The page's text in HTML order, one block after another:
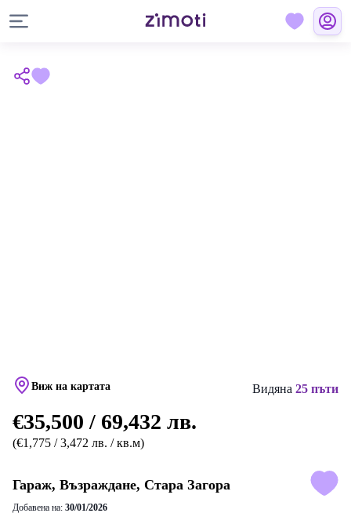
Виж на картата Видяна 25 пъти
€35,500 / 69,432 лв.
(€1,775 / 3,472 лв. / кв.м)
Гараж, Възраждане, Стара Загора
Добавена на: 30/01/2026